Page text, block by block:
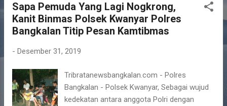
Sapa Pemuda Yang Lagi Nogkrong,
Kanit Binmas Polsek Kwanyar Polres
Bangkalan Titip Pesan Kamtibmas
- Desember 31, 2019
Tribratanewsbangkalan.com - Polres
Bangkalan - Polsek Kwanyar, Sebagai wujud
kedekatan antara anggota Polri dengan